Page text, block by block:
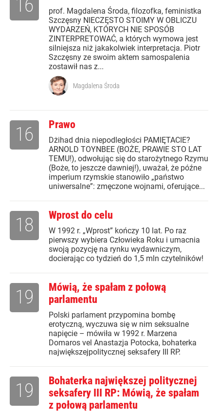
prof. Magdalena Środa, filozofka, feministka
Szczęsny NIECZĘSTO STOIMY W OBLICZU
WYDARZEŃ, KTÓRYCH NIE SPOSÓB
ZINTERPRETOWAĆ, a których wymowa jest
silniejsza niż jakakolwiek interpretacja. Piotr
Szczęsny ze swoim aktem samospalenia
zostawił nas z...
16
Magdalena Środa
Prawo
Dżihad dnia niepodległości PAMIĘTACIE?
ARNOLD TOYNBEE (BOŻE, PRAWIE STO LAT
TEMU!), odwołując się do starożytnego Rzymu
(Boże, to jeszcze dawniej!), uważał, że późne
imperium rzymskie stanowiło „państwo
uniwersalne”: zmęczone wojnami, oferujące...
16
Wprost do celu
W 1992 r. „Wprost” kończy 10 lat. Po raz
pierwszy wybiera Człowieka Roku i umacnia
swoją pozycję na rynku wydawniczym,
docierając co tydzień do 1,5 mln czytelników!
18
Mówią, że spałam z połową
parlamentu
Polski parlament przypomina bombę
erotyczną, wyczuwa się w nim seksualne
napięcie – mówiła w 1992 r. Marzena
Domaros vel Anastazja Potocka, bohaterka
największejpolitycznej seksafery III RP.
19
Bohaterka największej politycznej
seksafery III RP: Mówią, że spałam
z połową parlamentu
19